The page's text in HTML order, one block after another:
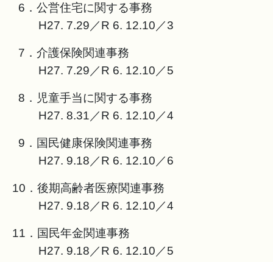
6．公営住宅に関する事務
H27. 7.29／R 6. 12.10／3
7．介護保険関連事務
H27. 7.29／R 6. 12.10／5
8．児童手当に関する事務
H27. 8.31／R 6. 12.10／4
9．国民健康保険関連事務
H27. 9.18／R 6. 12.10／6
10．後期高齢者医療関連事務
H27. 9.18／R 6. 12.10／4
11．国民年金関連事務
H27. 9.18／R 6. 12.10／5